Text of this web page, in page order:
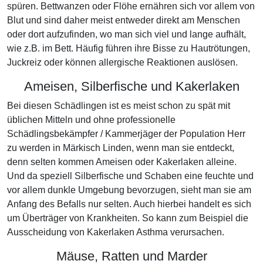
spüren. Bettwanzen oder Flöhe ernähren sich vor allem von
Blut und sind daher meist entweder direkt am Menschen
oder dort aufzufinden, wo man sich viel und lange aufhält,
wie z.B. im Bett. Häufig führen ihre Bisse zu Hautrötungen,
Juckreiz oder können allergische Reaktionen auslösen.
Ameisen, Silberfische und Kakerlaken
Bei diesen Schädlingen ist es meist schon zu spät mit
üblichen Mitteln und ohne professionelle
Schädlingsbekämpfer / Kammerjäger der Population Herr
zu werden in Märkisch Linden, wenn man sie entdeckt,
denn selten kommen Ameisen oder Kakerlaken alleine.
Und da speziell Silberfische und Schaben eine feuchte und
vor allem dunkle Umgebung bevorzugen, sieht man sie am
Anfang des Befalls nur selten. Auch hierbei handelt es sich
um Überträger von Krankheiten. So kann zum Beispiel die
Ausscheidung von Kakerlaken Asthma verursachen.
Mäuse, Ratten und Marder